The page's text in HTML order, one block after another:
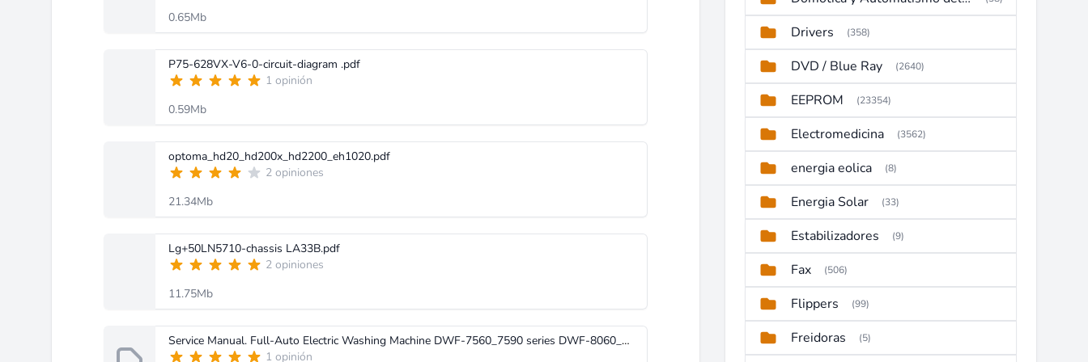
0.65Mb
P75-628VX-V6-0-circuit-diagram .pdf
1 opinión
0.59Mb
optoma_hd20_hd200x_hd2200_eh1020.pdf
2 opiniones
21.34Mb
Lg+50LN5710-chassis LA33B.pdf
2 opiniones
11.75Mb
Service Manual. Full-Auto Electric Washing Machine DWF-7560_7590 series DWF-8060_8090 series DAEWOO
1 opinión
Drivers (358)
DVD / Blue Ray (2640)
EEPROM (23354)
Electromedicina (3562)
energia eolica (8)
Energia Solar (33)
Estabilizadores (9)
Fax (506)
Flippers (99)
Freidoras (5)